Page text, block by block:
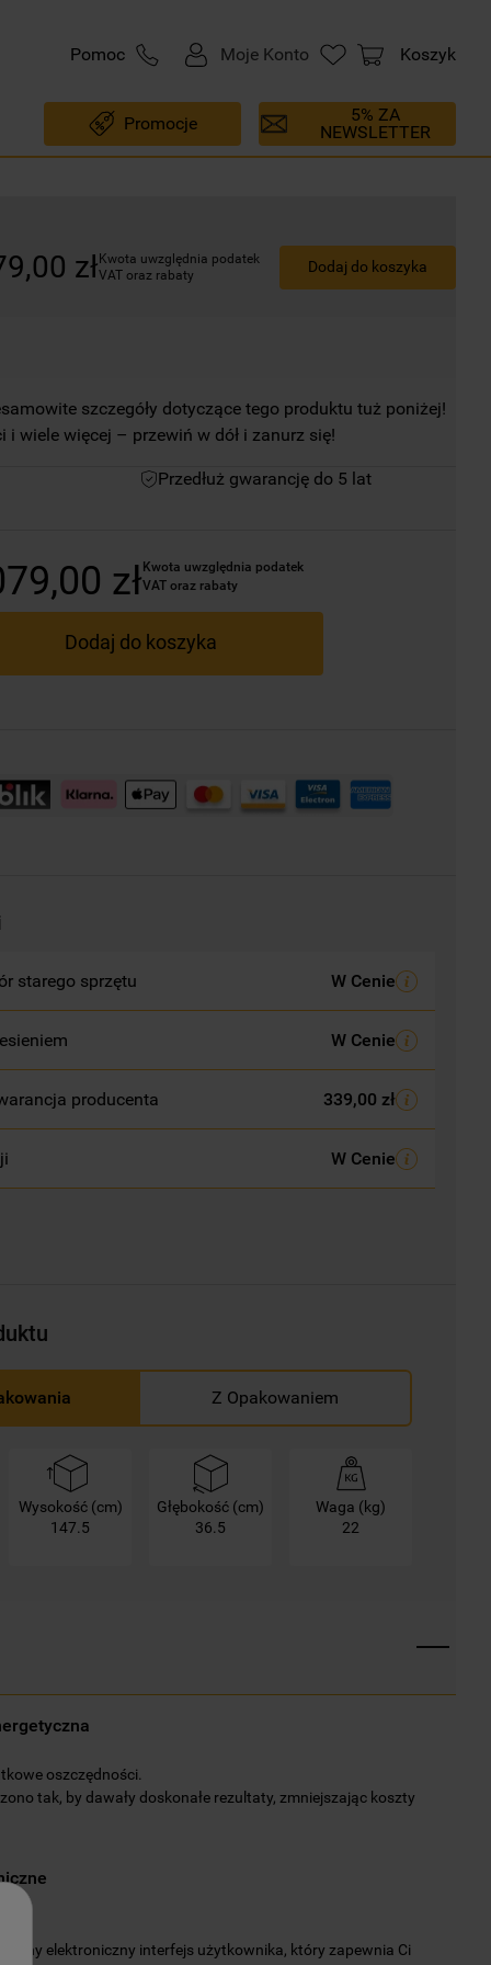
Pomoc Moje Konto Koszyk
Promocje
5% ZA
NEWSLETTER
,00 złKwota uwzględnia podatek
VAT oraz rabaty
Dodaj do koszyka
szczegóły dotyczące tego produktu tuż poniżej!
i wiele więcej – przewiń w dół i zanurz się!
Przedłuż gwarancję do 5 lat
,00 złKwota uwzględnia podatek
VAT oraz rabaty
Dodaj do koszyka
starego sprzętu W Cenie
W Cenie
producenta 339,00 zł
W Cenie
Z Opakowaniem
Wysokość (cm)
147.5
Głębokość (cm)
36.5
Waga (kg)
22
oszczędności.
tak, by dawały doskonałe rezultaty, zmniejszając koszty
elektroniczny interfejs użytkownika, który zapewnia Ci